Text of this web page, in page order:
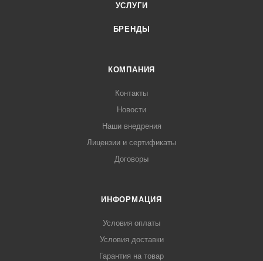
УСЛУГИ
БРЕНДЫ
КОМПАНИЯ
Контакты
Новости
Наши внедрения
Лицензии и сертификаты
Договоры
ИНФОРМАЦИЯ
Условия оплаты
Условия доставки
Гарантия на товар